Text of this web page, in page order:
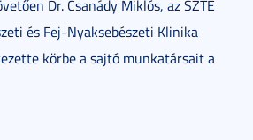
Dr. Csanády Miklós, az SZTE
és Fej-Nyaksebészeti Klinika
körbe a sajtó munkatársait a